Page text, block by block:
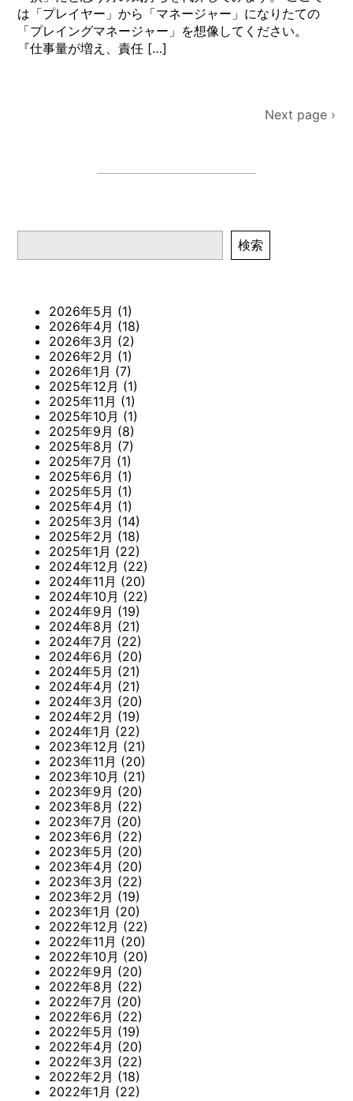
は「プレイヤー」から「マネージャー」になりたての
「プレイングマネージャー」を想像してください。
『仕事量が増え、責任 […]
Next page ›
検索
検索
2026年5月 (1)
2026年4月 (18)
2026年3月 (2)
2026年2月 (1)
2026年1月 (7)
2025年12月 (1)
2025年11月 (1)
2025年10月 (1)
2025年9月 (8)
2025年8月 (7)
2025年7月 (1)
2025年6月 (1)
2025年5月 (1)
2025年4月 (1)
2025年3月 (14)
2025年2月 (18)
2025年1月 (22)
2024年12月 (22)
2024年11月 (20)
2024年10月 (22)
2024年9月 (19)
2024年8月 (21)
2024年7月 (22)
2024年6月 (20)
2024年5月 (21)
2024年4月 (21)
2024年3月 (20)
2024年2月 (19)
2024年1月 (22)
2023年12月 (21)
2023年11月 (20)
2023年10月 (21)
2023年9月 (20)
2023年8月 (22)
2023年7月 (20)
2023年6月 (22)
2023年5月 (20)
2023年4月 (20)
2023年3月 (22)
2023年2月 (19)
2023年1月 (20)
2022年12月 (22)
2022年11月 (20)
2022年10月 (20)
2022年9月 (20)
2022年8月 (22)
2022年7月 (20)
2022年6月 (22)
2022年5月 (19)
2022年4月 (20)
2022年3月 (22)
2022年2月 (18)
2022年1月 (22)